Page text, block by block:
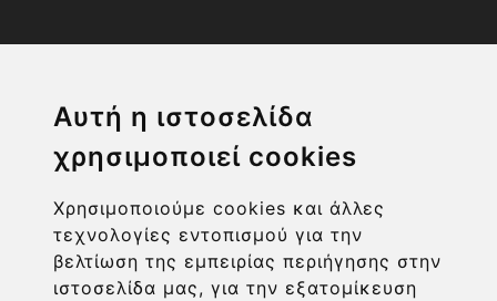
Αυτή η ιστοσελίδα
χρησιμοποιεί cookies
Χρησιμοποιούμε cookies και άλλες
τεχνολογίες εντοπισμού για την
βελτίωση της εμπειρίας περιήγησης στην
ιστοσελίδα μας, για την εξατομίκευση
ΧΡΗΣΙΜΑ LINKS
ΠΛΗΡΟΦΟΡΙΕΣ ΧΡΗΣΤΗ